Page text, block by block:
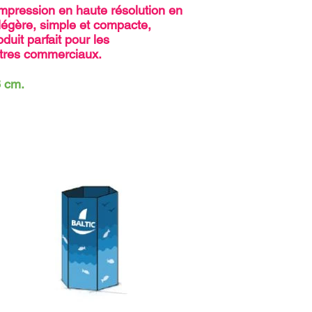
en haute résolution en
simple et compacte,
parfait pour les
commerciaux.
cm.